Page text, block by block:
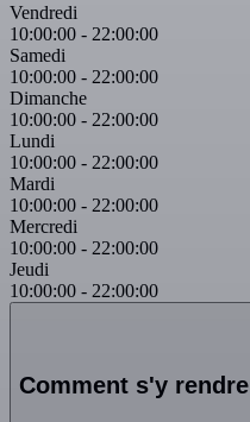
Vendredi
10:00:00 - 22:00:00
Samedi
10:00:00 - 22:00:00
Dimanche
10:00:00 - 22:00:00
Lundi
10:00:00 - 22:00:00
Mardi
10:00:00 - 22:00:00
Mercredi
10:00:00 - 22:00:00
Jeudi
10:00:00 - 22:00:00
Comment s'y rendre